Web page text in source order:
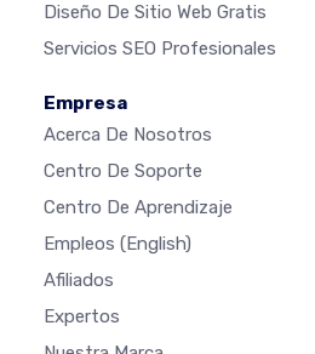
Diseño De Sitio Web Gratis
Servicios SEO Profesionales
Empresa
Acerca De Nosotros
Centro De Soporte
Centro De Aprendizaje
Empleos (English)
Afiliados
Expertos